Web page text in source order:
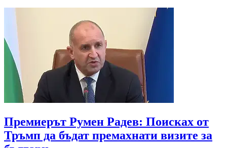
Премиерът Румен Радев: Поисках от
Тръмп да бъдат премахнати визите за